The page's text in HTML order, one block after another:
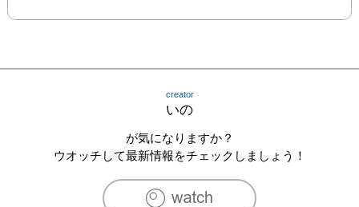
creator
いの
が気になりますか？
ウオッチして最新情報をチェックしましょう！